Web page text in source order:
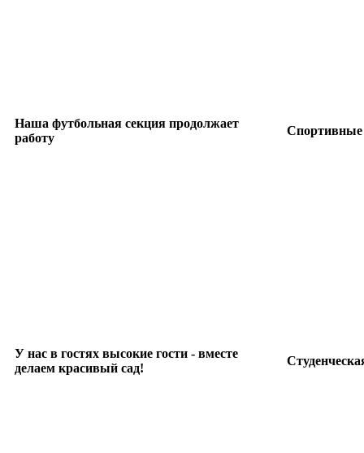
Наша футбольная секция продолжает
работу
Спортивные
У нас в гостях высокие гости - вместе
делаем красивый сад!